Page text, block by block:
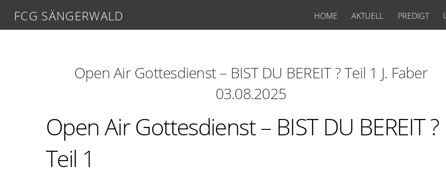
FCG SÄNGERWALD HOME AKTUELL PREDIGT
Open Air Gottesdienst – BIST DU BEREIT ? Teil 1 J. Faber
03.08.2025
Open Air Gottesdienst – BIST DU BEREIT ?
Teil 1